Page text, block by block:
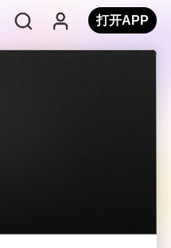
打开APP